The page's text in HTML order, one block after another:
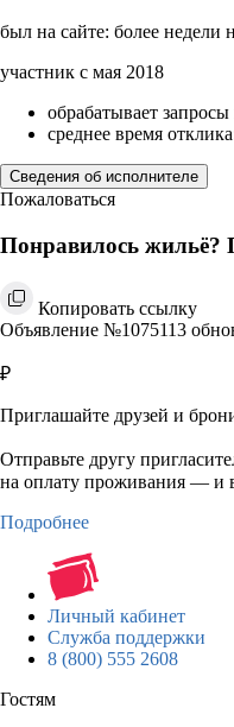
был на сайте: более недели
участник с мая 2018
обрабатывает запросы
среднее время
Сведения об исполнителе
Пожаловаться
Понравилось жильё?
Копировать ссылку
Объявление №1075113
₽
Приглашайте друзей и
Отправьте другу
на оплату проживания — и
Подробнее
Личный кабинет
Служба поддержки
8 (800) 555 2608
Гостям